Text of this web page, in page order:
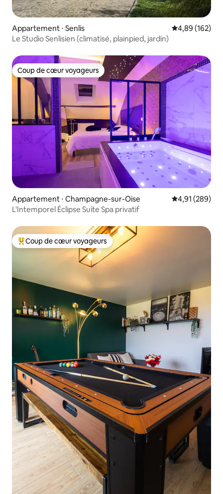
Appartement ⋅ Senlis Évaluation
4,89 (162)
Le Studio Senlisien (climatisé, plainpied, jardin)
Coup de cœur voyageurs
Coup de cœur voyageurs
Appartement ⋅ Champagne-sur-Oise Évaluation
4,91 (289)
L'Intemporel Éclipse Suite Spa privatif
Coups de cœur voyageurs les plus appréciés
Coup de cœur voyageurs